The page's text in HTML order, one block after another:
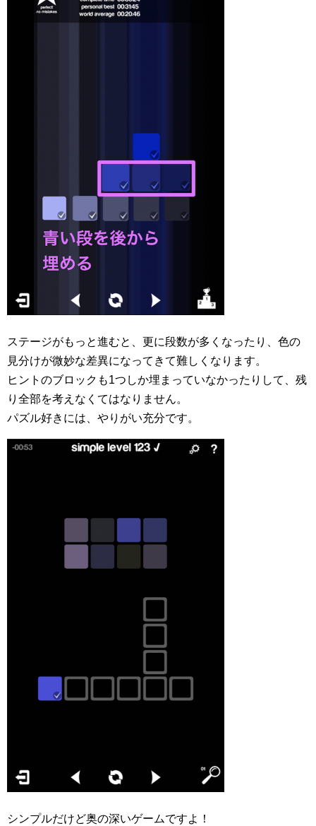
ステージがもっと進むと、更に段数が多くなったり、色の
見分けが微妙な差異になってきて難しくなります。
ヒントのブロックも1つしか埋まっていなかったりして、残
り全部を考えなくてはなりません。
パズル好きには、やりがい充分です。
シンプルだけど奥の深いゲームですよ！